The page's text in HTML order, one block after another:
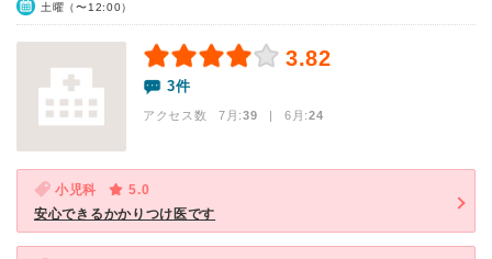
土曜（〜12:00）
3.82
3件
アクセス数 7月:39 | 6月:24
小児科
5.0
安心できるかかりつけ医です